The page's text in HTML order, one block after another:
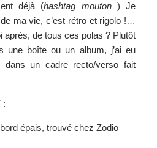
déjà (hashtag mouton ) Je
ma vie, c’est rétro et rigolo !…
après, de tous ces polas ? Plutôt
une boîte ou un album, j’ai eu
un cadre recto/verso fait
:
épais, trouvé chez Zodio